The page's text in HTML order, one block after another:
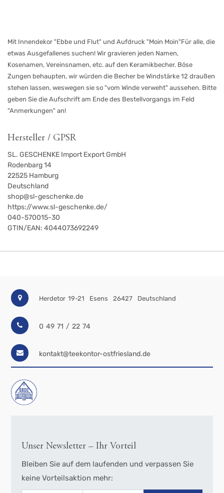
Mit Innendekor "Ebbe und Flut" und Aufdruck "Moin Moin"Für alle, die
etwas Ausgefallenes suchen! Wir gravieren jeden Namen,
Kosenamen, Vereinsnamen, etc. auf den Keramikbecher. Böse
Zungen behaupten, wir würden die Becher be Windstärke 12 draußen
stehen lassen, weswegen sie so "vom Winde verweht" aussehen. Bitte
geben Sie die Aufschrift am Ende des Bestellvorgangs im Feld
"Anmerkungen" an!
Hersteller / GPSR
SL. GESCHENKE Import Export GmbH
Rodenbarg 14
22525 Hamburg
Deutschland
shop@sl-geschenke.de
https://www.sl-geschenke.de/
040-570015-30
GTIN/EAN: 4044073692249
Herdetor 19-21 Esens 26427 Deutschland
0 49 71 / 22 74
kontakt@teekontor-ostfriesland.de
Unser Newsletter – Ihr Vorteil
Bleiben Sie auf dem laufenden und verpassen Sie
keine Vorteilsaktion mehr: